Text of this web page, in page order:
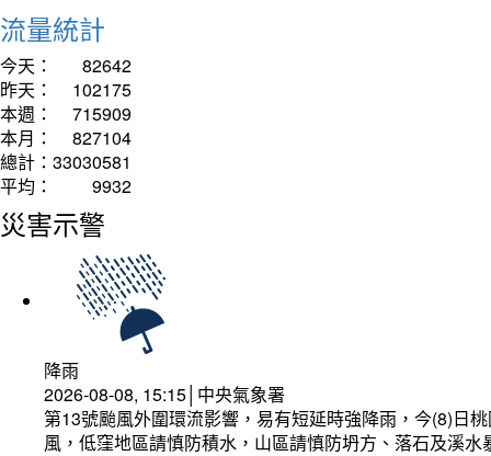
流量統計
今天：
82642
昨天：
102175
本週：
715909
本月：
827104
總計： 33030581
平均：
9932
災害示警
降雨
2026-08-08, 15:15│中央氣象署
第13號颱風外圍環流影響，易有短延時強降雨，今(8)日
風，低窪地區請慎防積水，山區請慎防坍方、落石及溪